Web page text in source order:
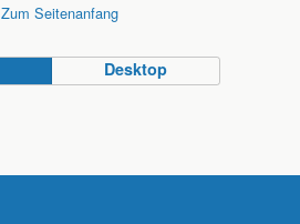
Zum Seitenanfang
Desktop